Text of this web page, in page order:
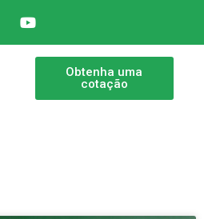
Obtenha uma
cotação